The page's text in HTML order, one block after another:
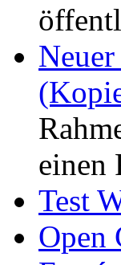
einen
Test
Open